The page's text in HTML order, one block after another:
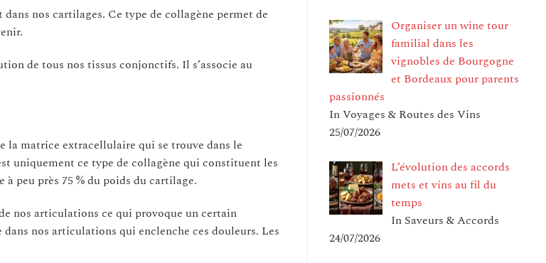
nos cartilages. Ce type de collagène permet de
de tous nos tissus conjonctifs. Il s’associe au
la matrice extracellulaire qui se trouve dans le
uniquement ce type de collagène qui constituent les
peu près 75 % du poids du cartilage.
nos articulations ce qui provoque un certain
nos articulations qui enclenche ces douleurs. Les
Organiser un wine tour
familial dans les
vignobles de Bourgogne
et Bordeaux pour parents
passionnés
In Voyages & Routes des Vins
25/07/2026
L’évolution des accords
mets et vins au fil du
temps
In Saveurs & Accords
24/07/2026